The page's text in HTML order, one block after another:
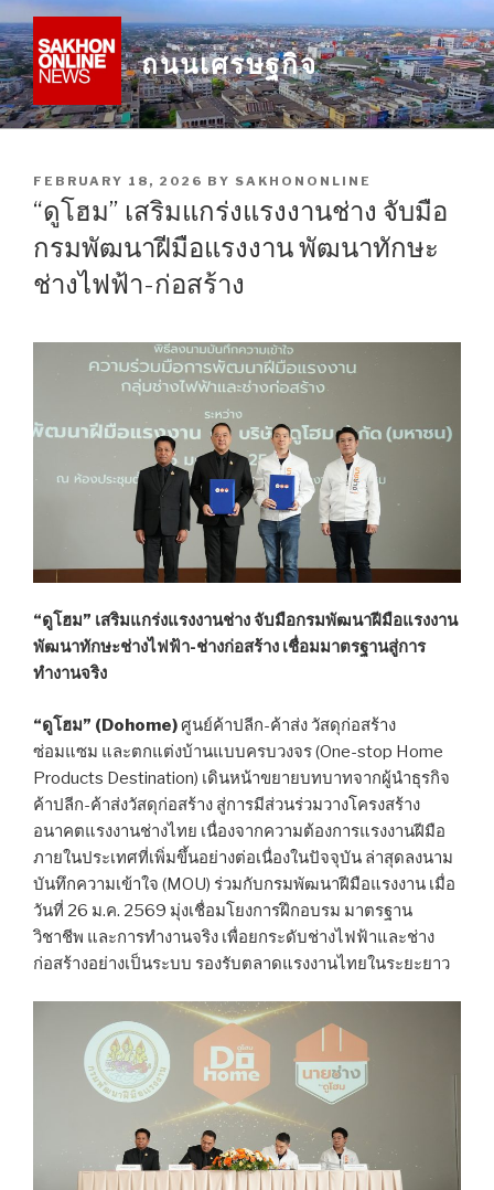
to
content
ถนนเศรษฐกิจ
POSTED
ON
FEBRUARY 18, 2026 BY SAKHONONLINE
“ดูโฮม” เสริมแกร่งแรงงานช่าง จับมือ
กรมพัฒนาฝีมือแรงงาน พัฒนาทักษะ
ช่างไฟฟ้า-ก่อสร้าง
“ดูโฮม” เสริมแกร่งแรงงานช่าง จับมือกรมพัฒนาฝีมือแรงงาน
พัฒนาทักษะช่างไฟฟ้า-ช่างก่อสร้าง เชื่อมมาตรฐานสู่การ
ทำงานจริง
“ดูโฮม” (Dohome)ศูนย์ค้าปลีก-ค้าส่ง วัสดุก่อสร้าง
ซ่อมแซม และตกแต่งบ้านแบบครบวงจร (One-stop Home
Products Destination) เดินหน้าขยายบทบาทจากผู้นำธุรกิจ
ค้าปลีก-ค้าส่งวัสดุก่อสร้าง สู่การมีส่วนร่วมวางโครงสร้าง
อนาคตแรงงานช่างไทย เนื่องจากความต้องการแรงงานฝีมือ
ภายในประเทศที่เพิ่มขึ้นอย่างต่อเนื่องในปัจจุบัน ล่าสุดลงนาม
บันทึกความเข้าใจ (MOU) ร่วมกับกรมพัฒนาฝีมือแรงงาน เมื่อ
วันที่ 26 ม.ค. 2569 มุ่งเชื่อมโยงการฝึกอบรม มาตรฐาน
วิชาชีพ และการทำงานจริง เพื่อยกระดับช่างไฟฟ้าและช่าง
ก่อสร้างอย่างเป็นระบบ รองรับตลาดแรงงานไทยในระยะยาว